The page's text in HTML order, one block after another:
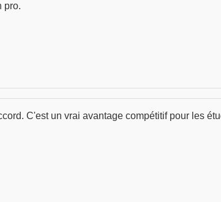
pro.
C'est un vrai avantage compétitif pour les